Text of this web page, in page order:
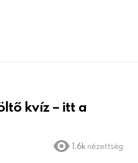
kvíz – itt a
1.6k nézettség